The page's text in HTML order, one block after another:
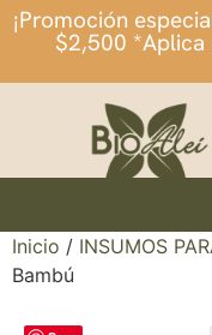
¡Promoción
$2,500 *Aplica
Inicio / INSUMOS
Bambú